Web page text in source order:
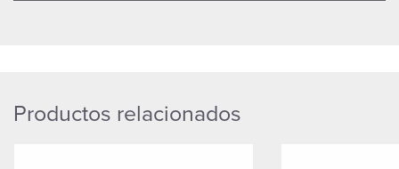
Productos relacionados